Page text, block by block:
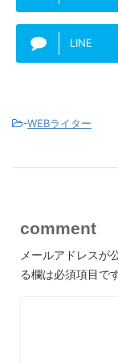
LINE
-WEBライター
comment
メールアドレスが
る欄は必須項目で